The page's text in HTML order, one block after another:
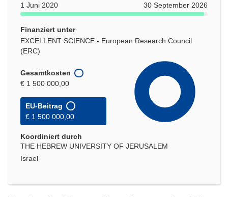
1 Juni 2020
30 September 2026
Finanziert unter
EXCELLENT SCIENCE - European Research Council
(ERC)
Gesamtkosten
€ 1 500 000,00
EU-Beitrag
€ 1 500 000,00
Koordiniert durch
THE HEBREW UNIVERSITY OF JERUSALEM
Israel